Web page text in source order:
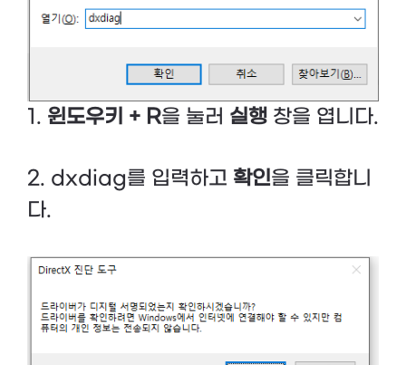
1. 윈도우키 + R을 눌러 실행 창을 엽니다.
2. dxdiag를 입력하고 확인을 클릭합니
다.